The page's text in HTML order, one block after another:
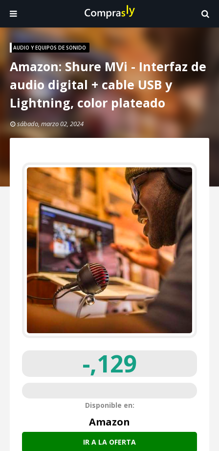
AUDIO Y EQUIPOS DE SONIDO
Amazon: Shure MVi - Interfaz de
audio digital + cable USB y
Lightning, color plateado
sábado, marzo 02, 2024
-,129
Disponible en:
Amazon
IR A LA OFERTA